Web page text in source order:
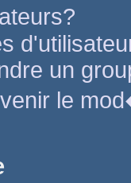
un
le